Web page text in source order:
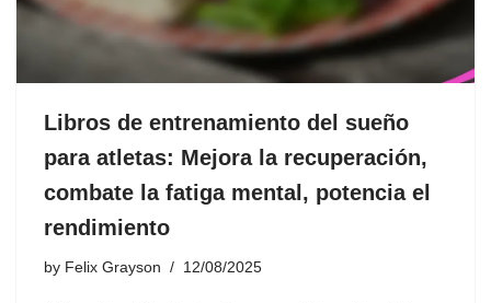
Libros de entrenamiento del sueño
para atletas: Mejora la recuperación,
combate la fatiga mental, potencia el
rendimiento
by Felix Grayson 12/08/2025